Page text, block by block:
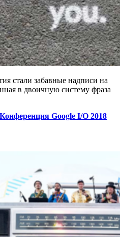
стали забавные надписи на
в двоичную систему фраза
Google I/O 2018